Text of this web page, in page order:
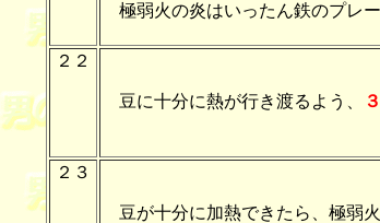
極弱火の炎はいったん鉄のプレ
２２
豆に十分に熱が行き渡るよう、
２３
豆が十分に加熱できたら、極弱